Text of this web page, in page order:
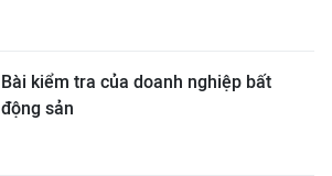
Bài kiểm tra của doanh nghiệp bất
động sản